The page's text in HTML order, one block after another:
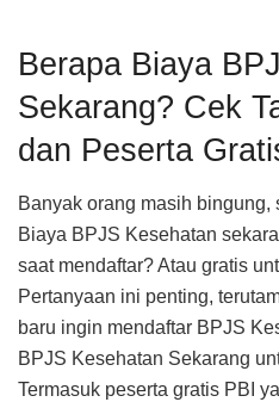
Berapa Biaya
Sekarang? Cek
dan Peserta
Banyak orang masih bingung,
Biaya BPJS Kesehatan
saat mendaftar? Atau gratis
Pertanyaan ini penting,
baru ingin mendaftar BPJS
BPJS Kesehatan Sekarang
Termasuk peserta gratis PBI